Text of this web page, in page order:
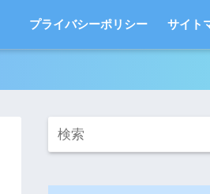
プライバシーポリシー サイト